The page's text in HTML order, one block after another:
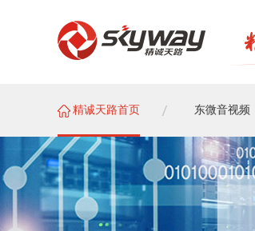
精诚天路首页 东微音视频